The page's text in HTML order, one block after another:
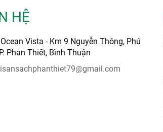
HỆ
Vista - Km 9 Nguyễn Thông, Phú
Phan Thiết, Bình Thuận